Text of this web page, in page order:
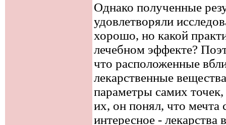
Однако полученные
удовлетворяли
хорошо, но какой
лечебном эффекте?
что расположенные
лекарственные
параметры самих
их, он понял, что мечта
интересное - лекарства